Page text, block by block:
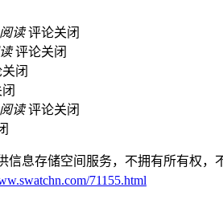
阅读 评论关闭
评论关闭
闭
阅读 评论关闭
息存储空间服务，不拥有所有权
71155.html